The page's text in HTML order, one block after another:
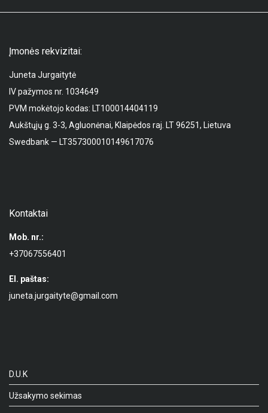
Įmonės rekvizitai:
Juneta Jurgaitytė
IV pažymos nr. 1034649
PVM mokėtojo kodas: LT100014404119
Aukštųjų g. 3-3, Agluonėnai, Klaipėdos raj. LT 96251, Lietuva
Swedbank — LT357300010149617076
Kontaktai
Mob. nr.:
+37067556401
El. paštas:
juneta.jurgaityte@gmail.com
D.U.K
Užsakymo sekimas